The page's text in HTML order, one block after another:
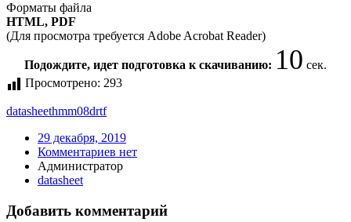
Форматы файла
HTML, PDF
(Для просмотра требуется Adobe Acrobat Reader)
Подождите, идет подготовка к скачиванию: 10 сек.
Просмотрено: 293
datasheethmm08drtf
29 декабря, 2019
Комментариев нет
Администратор
datasheet
Добавить комментарий